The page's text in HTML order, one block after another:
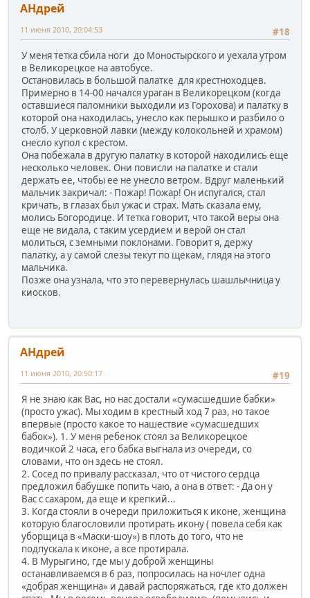
АHдрей
#18
11 июня 2010, 20:04:53
У меня тетка сбила ноги до Моностырского и уехала утром
в Великорецкое на автобусе.
Остановилась в большой палатке для крестноходцев.
Примерно в 14-00 начался ураган в Великорецком (когда
оставшиеся паломники выходили из Горохова) и палатку в
которой она находилась, унесло как перышко и разбило о
столб. У церковной лавки (между колокольней и храмом)
снесло купол с крестом.
Она побежала в другую палатку в которой находились еще
несколько человек. Они повисли на палатке и стали
держать ее, чтобы ее не унесло ветром. Вдруг маленький
мальчик закричал: - Пожар! Пожар! Он испугался, стал
кричать, в глазах был ужас и страх. Мать сказала ему,
молись Богородице. И тетка говорит, что такой веры она
еще не видала, с таким усердием и верой он стал
молиться, с земными поклонами. Говорит я, держу
палатку, а у самой слезы текут по щекам, глядя на этого
мальчика.
Позже она узнала, что это перевернулась шашлычница у
киосков.
АHдрей
#19
11 июня 2010, 20:50:17
Я не знаю как Вас, но нас достали «сумасшедшие бабки»
(просто ужас). Мы ходим в крестный ход 7 раз, но такое
впервые (просто какое то нашествие «сумасшедших
бабок»). 1. У меня ребенок стоял за Великорецкое
водичкой 2 часа, его бабка выгнала из очереди, со
словами, что он здесь не стоял.
2. Сосед по привалу рассказал, что от чистого сердца
предложил бабушке попить чаю, а она в ответ: - Да он у
Вас с сахаром, да еще и крепкий...
3. Когда стояли в очереди приложиться к иконе, женщина
которую благословили протирать икону ( повела себя как
уборщица в «Маски-шоу») в плоть до того, что не
подпускала к иконе, а все протирала.
4. В Мурыгино, где мы у доброй женщины
останавливаемся в 6 раз, попросилась на ночлег одна
«добрая женщина» и давай распоряжаться, где кто должен